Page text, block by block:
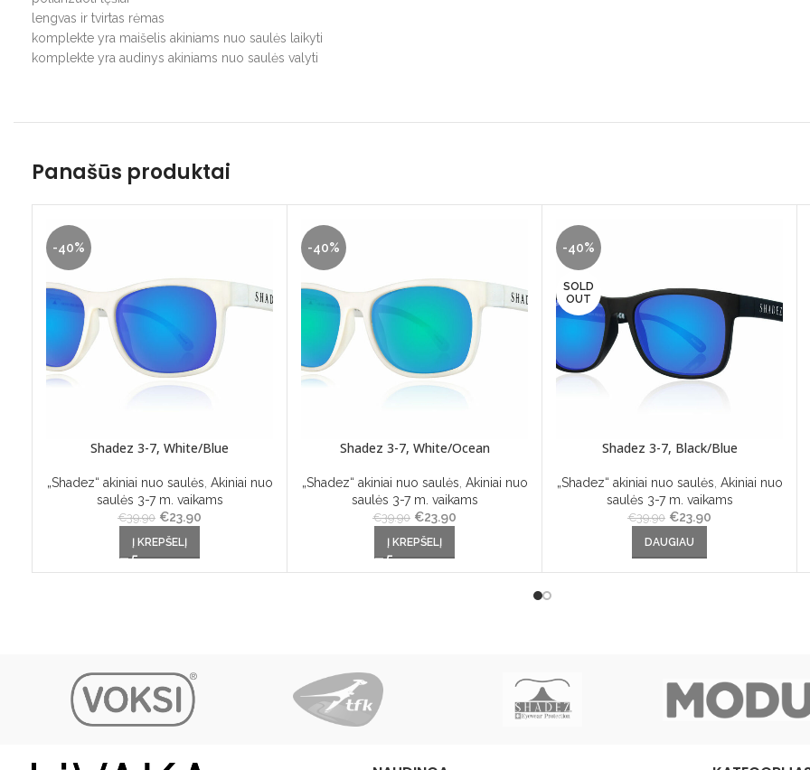
lengvas ir tvirtas rėmas
komplekte yra maišelis akiniams nuo saulės laikyti
komplekte yra audinys akiniams nuo saulės valyti
Panašūs produktai
-40%
Shadez 3-7, White/Blue
„Shadez“ akiniai nuo saulės, Akiniai nuo
saulės 3-7 m. vaikams
€39.90 Original price was:
€23.90
Į KREPŠELĮ
-40%
Shadez 3-7, White/Ocean
„Shadez“ akiniai nuo saulės, Akiniai nuo
saulės 3-7 m. vaikams
€39.90 Original price was:
€23.90
Į KREPŠELĮ
-40%
SOLD
OUT
Shadez 3-7, Black/Blue
„Shadez“ akiniai nuo saulės, Akiniai nuo
saulės 3-7 m. vaikams
€39.90 Original price was:
€23.90
DAUGIAU